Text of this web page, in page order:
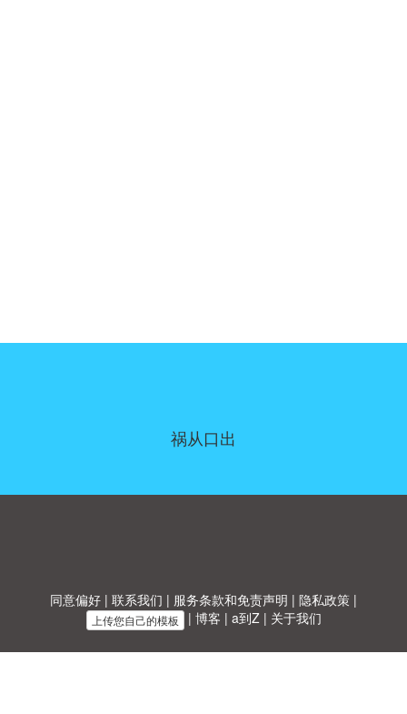
祸从口出
同意偏好 | 联系我们 | 服务条款和免责声明 | 隐私政策 |
上传您自己的模板 | 博客 | a到Z| 关于我们
Allbusinesstemplates.com是由Ren-IT于 2026 开发的网站 © ABT ltd.